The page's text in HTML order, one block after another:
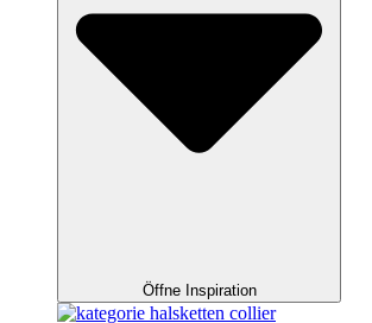
Öffne Inspiration